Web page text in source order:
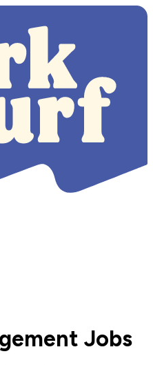
Jobs